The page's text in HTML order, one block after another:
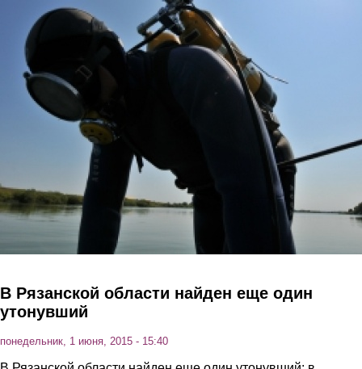
Перейти к основному содержанию
В Рязанской области найден еще один
утонувший
понедельник, 1 июня, 2015 - 15:40